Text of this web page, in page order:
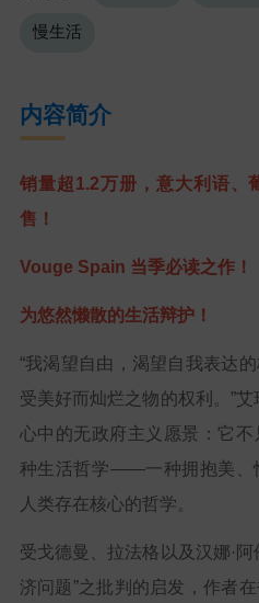
慢生活
内容简介
销量超1.2万册，意大利语、
售！
Vouge Spain 当季必读之作！
为悠然懒散的生活辩护！
“我渴望自由，渴望自我表达
受美好而灿烂之物的权利。”
心中的无政府主义愿景：它
种生活哲学——一种拥抱美、
人类存在核心的哲学。
受戈德曼、拉法格以及汉娜·
济问题”之批判的启发，作者